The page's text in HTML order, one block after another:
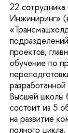
22
Инжиниринг»
проектов,
обучение по
Высшей
состоит из 5
на развитие
полного